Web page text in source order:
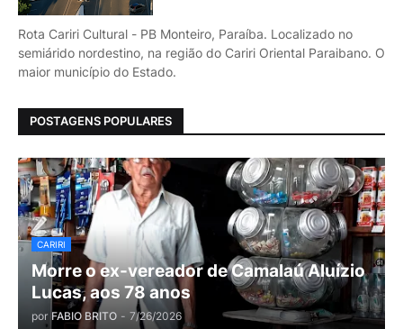
Rota Cariri Cultural - PB Monteiro, Paraíba. Localizado no
semiárido nordestino, na região do Cariri Oriental Paraibano. O
maior município do Estado.
POSTAGENS POPULARES
CARIRI
Morre o ex-vereador de Camalaú Aluízio
Lucas, aos 78 anos
por FABIO BRITO - 7/26/2026